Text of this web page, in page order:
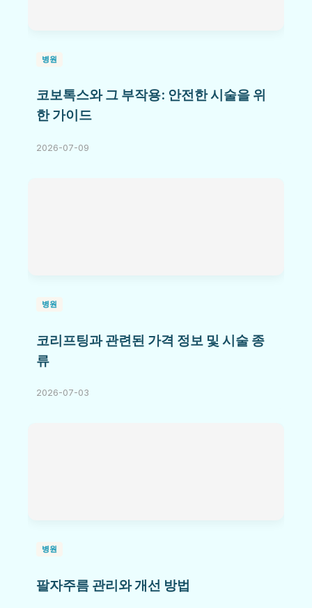
병원
코보톡스와 그 부작용: 안전한 시술을 위
한 가이드
2026-07-09
병원
코리프팅과 관련된 가격 정보 및 시술 종
류
2026-07-03
병원
팔자주름 관리와 개선 방법